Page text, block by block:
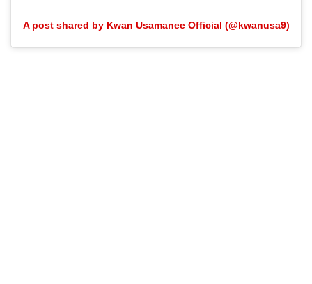
A post shared by Kwan Usamanee Official (@kwanusa9)